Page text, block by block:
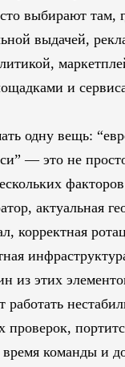
выбирают там,
выдачей,
и
одну вещь:
— это не
актуальная
корректная
из этих
проверок,
время команды и